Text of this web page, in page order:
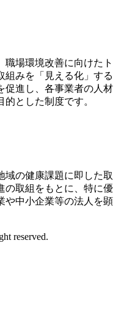
職場環境改善に向けたト
組みを「見える化」する
促進し、各事業者の人材
とした制度です。
域の健康課題に即した取
の取組をもとに、特に優
や中小企業等の法人を顕
reserved.